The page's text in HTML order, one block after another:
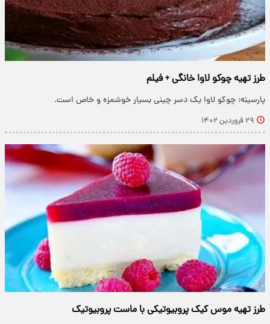
طرز تهیه چوکو لاوا خانگی + فیلم
پارسینه: چوکو لاوا یک دسر چینی بسیار خوشمزه و خاص است.
۲۹ فروردین ۱۴۰۲
طرز تهیه موس کیک پروبیوتیکی با ماست پروبیوتیک